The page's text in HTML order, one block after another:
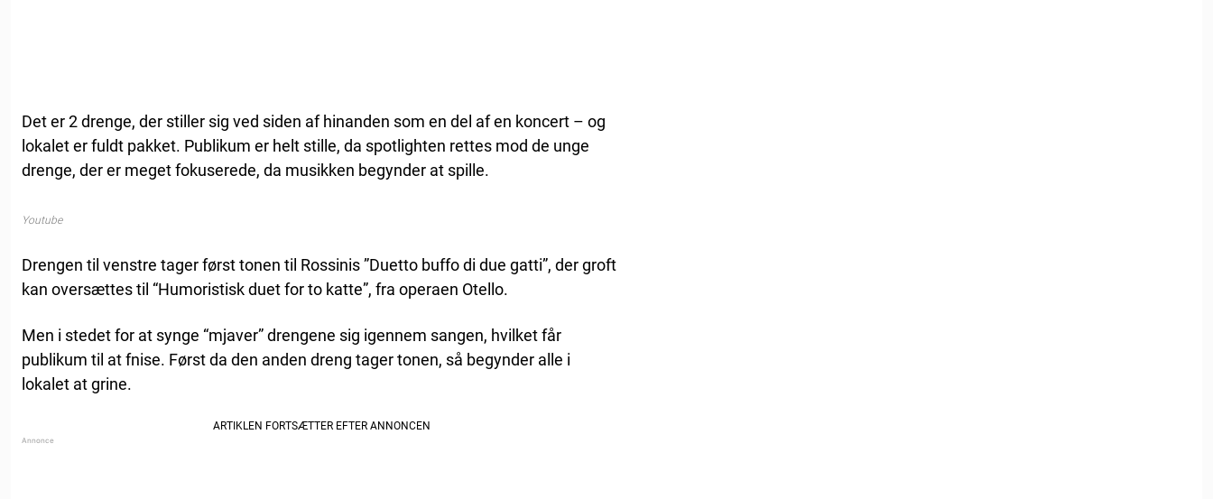
Det er 2 drenge, der stiller sig ved siden af hinanden som en del af en koncert – og
lokalet er fuldt pakket. Publikum er helt stille, da spotlighten rettes mod de unge
drenge, der er meget fokuserede, da musikken begynder at spille.
Youtube
Drengen til venstre tager først tonen til Rossinis ”Duetto buffo di due gatti”, der groft
kan oversættes til “Humoristisk duet for to katte”, fra operaen Otello.
Men i stedet for at synge “mjaver” drengene sig igennem sangen, hvilket får
publikum til at fnise. Først da den anden dreng tager tonen, så begynder alle i
lokalet at grine.